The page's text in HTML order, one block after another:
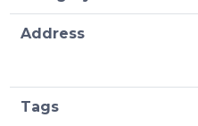
Address
Tags